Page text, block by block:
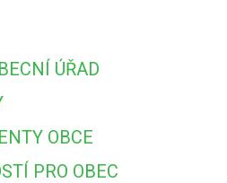
ÚŘAD
OBCE
PRO OBEC